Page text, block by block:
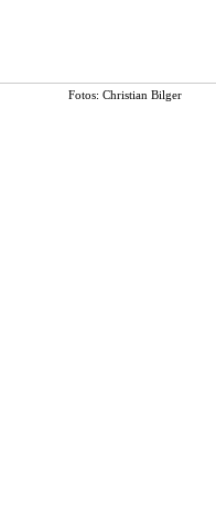
Fotos: Christian Bilger